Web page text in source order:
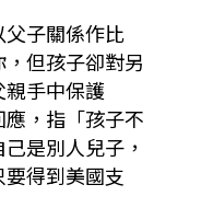
子關係作比
但孩子卻對另
手中保護
，指「孩子不
是別人兒子，
得到美國支